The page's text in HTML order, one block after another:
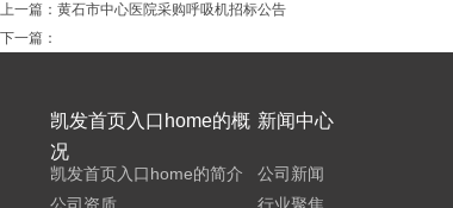
上一篇： 黄石市中心医院采购呼吸机招标公告
下一篇：
凯发首页入口home的概
况
凯发首页入口home的简介
新闻中心
公司新闻